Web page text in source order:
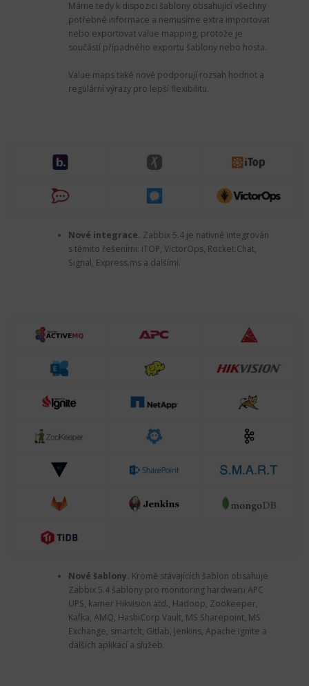
Máme tedy k dispozici šablony obsahující všechny
potřebné informace a nemusíme extra importovat
nebo exportovat value mapping, protože je
součástí případného exportu šablony nebo hosta.
Value maps také nově podporují rozsah hodnot a
regulární výrazy pro lepší flexibilitu.
Nové integrace. Zabbix 5.4 je nativně integrován
s těmito řešeními: iTOP, VictorOps, Rocket.Chat,
Signal, Express.ms a dalšími.
Nové šablony. Kromě stávajících šablon obsahuje
Zabbix 5.4 šablony pro monitoring hardwaru APC
UPS, kamer Hikvision atd., Hadoop, Zookeeper,
Kafka, AMQ, HashiCorp Vault, MS Sharepoint, MS
Exchange, smartclt, Gitlab, Jenkins, Apache Ignite a
dalších aplikací a služeb.